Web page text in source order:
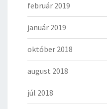
február 2019
január 2019
október 2018
august 2018
júl 2018